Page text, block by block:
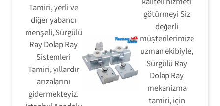
Tamiri, yerli ve
diğer yabancı
menşeli, Sürgülü
Ray Dolap Ray
Sistemleri
Tamiri, yıllardır
arızalarını
gidermekteyiz.
götürmeyi Siz
değerli
müşterilerimize
uzman ekibiyle,
Sürgülü Ray
Dolap Ray
mekanizma
tamiri, için